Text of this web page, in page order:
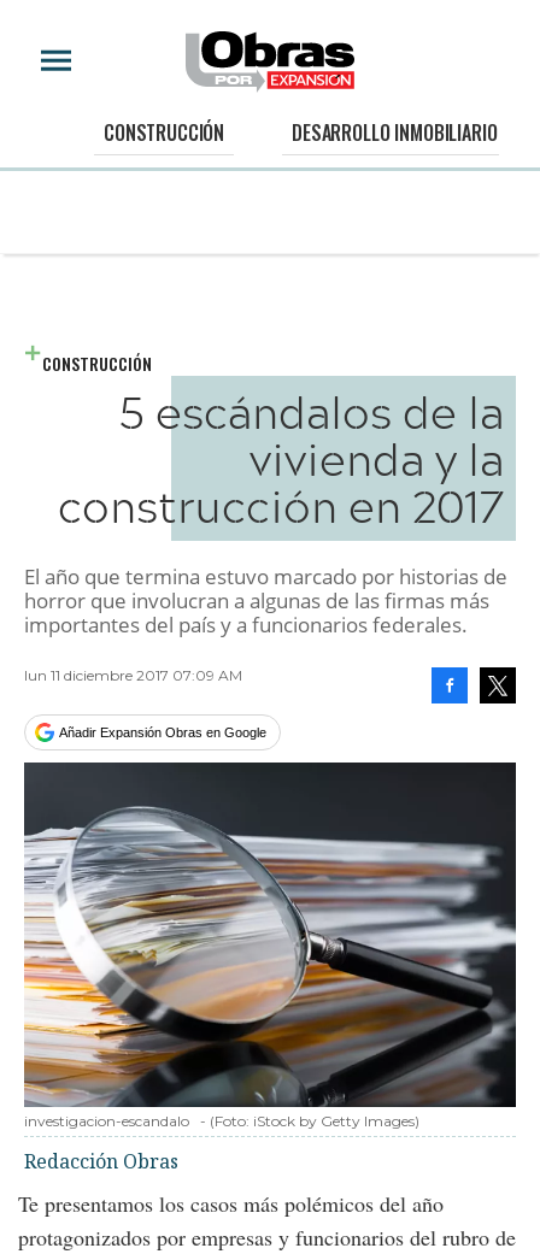
CONSTRUCCIÓN DESARROLLO INMOBILIARIO
CONSTRUCCIÓN
5 escándalos de la
vivienda y la
construcción en 2017
El año que termina estuvo marcado por historias de
horror que involucran a algunas de las firmas más
importantes del país y a funcionarios federales.
lun 11 diciembre 2017 07:09 AM
Añadir Expansión Obras en Google
investigacion-escandalo - (Foto: iStock by Getty Images)
Redacción Obras
Te presentamos los casos más polémicos del año
protagonizados por empresas y funcionarios del rubro de